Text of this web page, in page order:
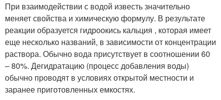
При взаимодействии с водой известь значительно
меняет свойства и химическую формулу. В результате
реакции образуется гидроокись кальция , которая имеет
еще несколько названий, в зависимости от концентрации
раствора. Обычно вода присутствует в соотношении 60
– 80%. Дегидратацию (процесс добавления воды)
обычно проводят в условиях открытой местности и
заранее приготовленных емкостях.